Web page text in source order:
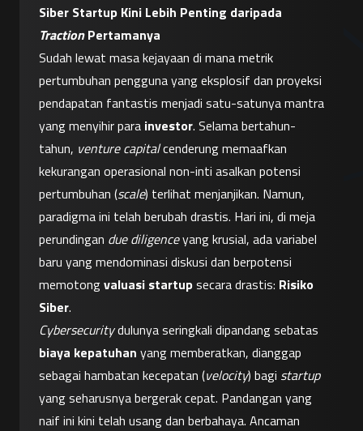
Traction Pertamanya
Sudah lewat masa kejayaan di mana metrik
pertumbuhan pengguna yang eksplosif dan proyeksi
pendapatan fantastis menjadi satu-satunya mantra
yang menyihir para investor. Selama bertahun-
tahun, venture capital cenderung memaafkan
kekurangan operasional non-inti asalkan potensi
pertumbuhan (scale) terlihat menjanjikan. Namun,
paradigma ini telah berubah drastis. Hari ini, di meja
perundingan due diligence yang krusial, ada variabel
baru yang mendominasi diskusi dan berpotensi
memotong valuasi startup secara drastis: Risiko
Siber.
Cybersecurity
biaya kepatuhan yang memberatkan, dianggap
sebagai hambatan kecepatan (velocity) bagi startup
yang seharusnya bergerak cepat. Pandangan yang
naif ini kini telah usang dan berbahaya. Ancaman